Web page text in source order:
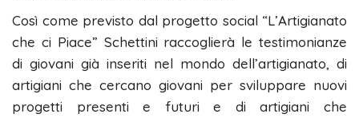
Così come previsto dal progetto social “L’Artigianato
che ci Piace” Schettini raccoglierà le testimonianze
di giovani già inseriti nel mondo dell’artigianato, di
artigiani che cercano giovani per sviluppare nuovi
progetti presenti e futuri e di artigiani che